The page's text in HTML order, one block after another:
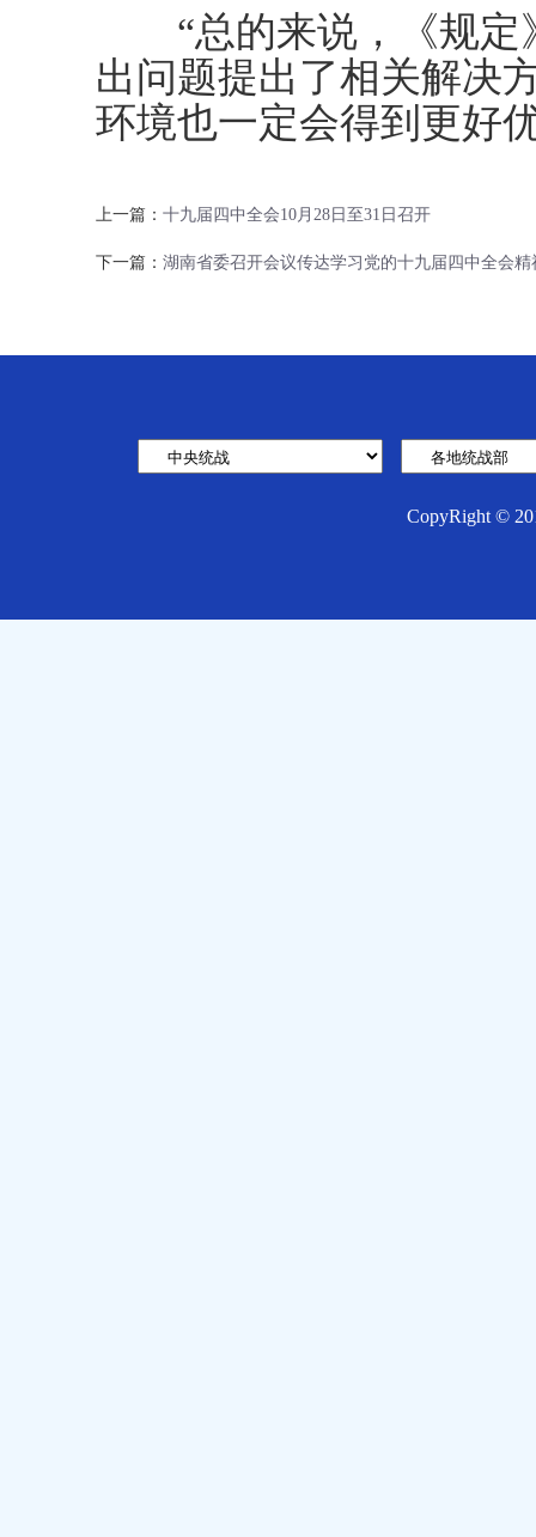
“总的来说，《规定
出问题提出了相关解决
环境也一定会得到更好
上一篇： 十九届四中全会10月28日至31日召开
下一篇： 湖南省委召开会议传达学习党的十九届四中全会精
CopyRight ©